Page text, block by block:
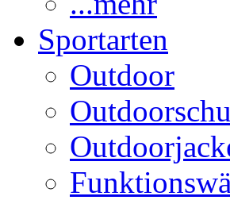
Sportarten
Outdoor